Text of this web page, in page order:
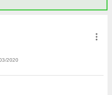
2020